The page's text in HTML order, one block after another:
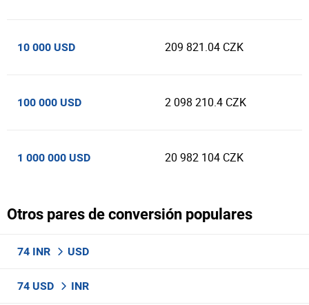
10 000 USD 209 821.04 CZK
100 000 USD 2 098 210.4 CZK
1 000 000 USD 20 982 104 CZK
Otros pares de conversión populares
74 INR USD
74 USD INR